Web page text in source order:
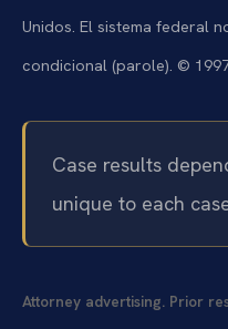
Unidos. El sistema federal
condicional (parole). ©
Case results
unique to each
Attorney advertising. Prior